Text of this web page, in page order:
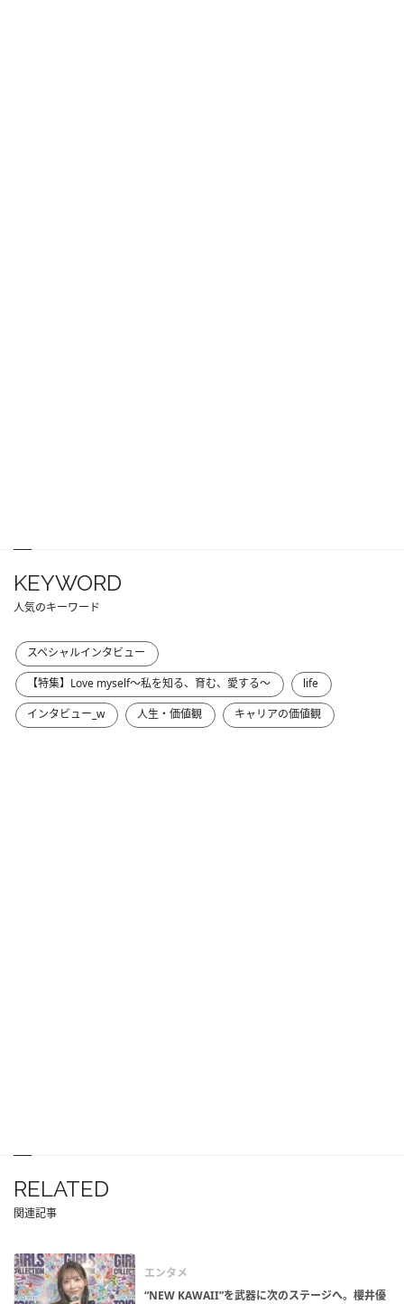
KEYWORD
人気のキーワード
スペシャルインタビュー
【特集】Love myself～私を知る、育む、愛する～
life
インタビュー_w
人生・価値観 キャリアの価値観
RELATED
関連記事
エンタメ
“NEW KAWAII”を武器に次のステージへ。櫻井優